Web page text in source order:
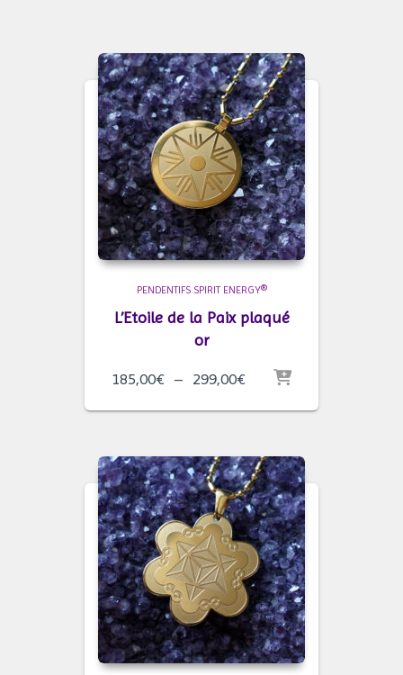
PENDENTIFS SPIRIT ENERGY®
L’Etoile de la Paix plaqué
or
185,00€ – 299,00€Plage
prix :
à
299,00€